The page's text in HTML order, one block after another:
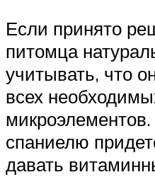
Если принято
питомца
учитывать, что
всех
спаниелю
давать